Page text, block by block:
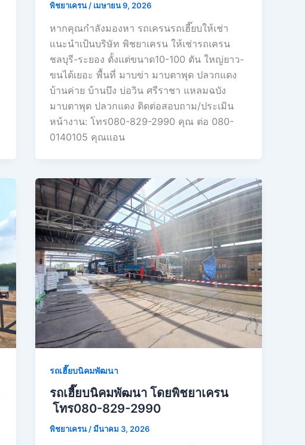
พิชยาเครน / เมษายน 9, 2026
หากคุณกำลังมองหา รถเครนรถเฮี๊ยบให้เช่า
เเนะนำเป้นบริษัท พิชยาเครน ให้เช่ารถเครน
ชลบุรี-ระยอง ตั้งแต่ขนาด10-100 ตัน ใหญ่ยาว-
ขนได้เยอะ พื้นที่ มาบข่า มาบตาพุด ปลวกแดง
บ้านค่าย บ้านบึง บ่อวิน ศรีราชา แหลมฉบัง
มาบตาพุด ปลวกแดง ติดต่อสอบถาม/ประเมิน
หน้างาน: โทร080-829-2990 คุณ ต่อ 080-
0140105 คุณเเอน
รถเฮี๊ยบนิคมพัฒนา
รถเฮี๊ยบนิคมพัฒนา โดยพิชยาเครน
โทร080-829-2990
พิชยาเครน/มีนาคม 3, 2026